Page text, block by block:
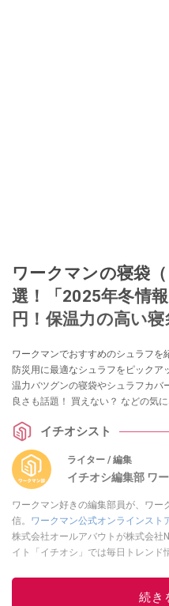
ワークマンの寝袋
選！「2025年冬情
円！保温力の高い
ワークマンでおすすめのシュラフ
防災用に最適なシュラフをピック
温力バツグンの寝袋やシュラフカ
良さも話題！ 買えない？ などの気
イチオシスト
ライター / 編集
イチオシ編集部 ワ
ワークマン好きの編集部員が、ワー
信。 ワークマン公式オンラインスト
株式会社オールアバウトが株式会
イト「イチオシ」では毎日トレンド
こ
続き